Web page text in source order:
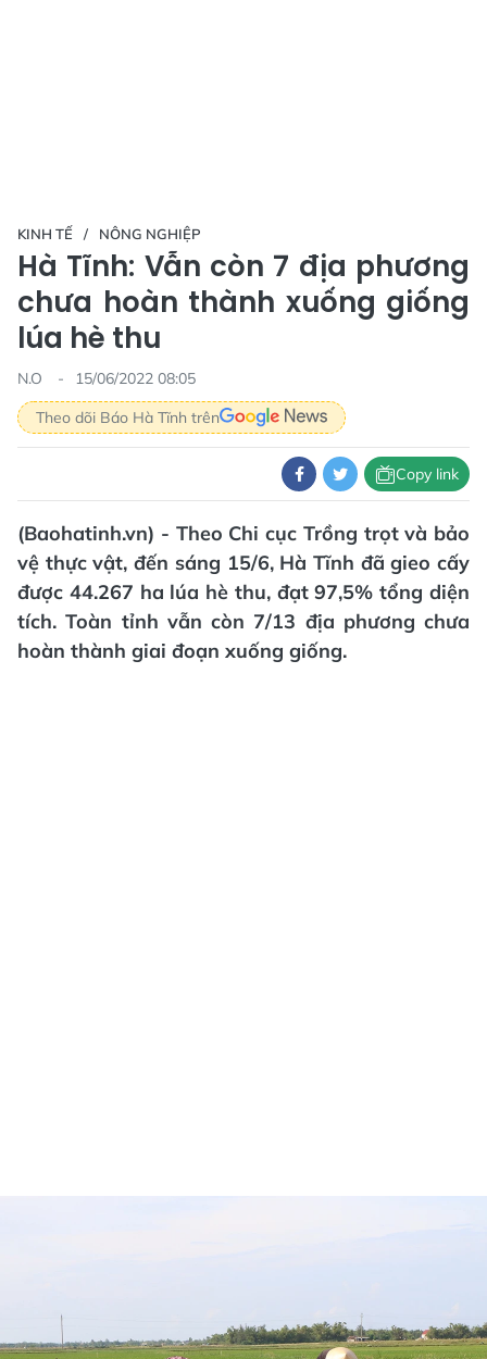
KINH TẾ NÔNG NGHIỆP
Hà Tĩnh: Vẫn còn 7 địa phương
chưa hoàn thành xuống giống
lúa hè thu
N.O
15/06/2022 08:05
Theo dõi Báo Hà Tĩnh trên
Copy link
(Baohatinh.vn) - Theo Chi cục Trồng trọt và bảo
vệ thực vật, đến sáng 15/6, Hà Tĩnh đã gieo cấy
được 44.267 ha lúa hè thu, đạt 97,5% tổng diện
tích. Toàn tỉnh vẫn còn 7/13 địa phương chưa
hoàn thành giai đoạn xuống giống.